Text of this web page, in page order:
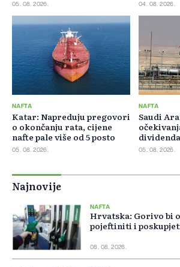
05. 08. 2026. 04. 08. 2026.
NAFTA
Katar: Napreduju pregovori
o okončanju rata, cijene
nafte pale više od 5 posto
05. 08. 2026.
NAFTA
Saudi
dolara
05. 08. 2026.
Najnovije
NAFTA
Hrvatska: Gorivo bi
pojeftiniti i
08. 08. 2026.